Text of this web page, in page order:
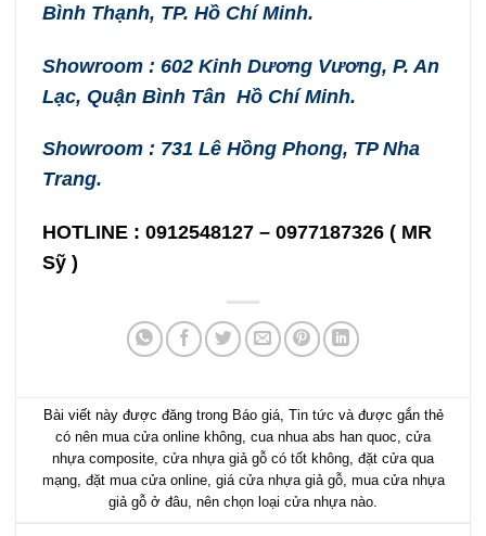
Bình Thạnh, TP. Hồ Chí Minh.
Showroom : 602 Kinh Dương Vương, P. An
Lạc, Quận Bình Tân Hồ Chí Minh.
Showroom : 731 Lê Hồng Phong, TP Nha
Trang.
HOTLINE : 0912548127 – 0977187326 ( MR
Sỹ )
Bài viết này được đăng trong Báo giá, Tin tức và được gắn thẻ
có nên mua cửa online không, cua nhua abs han quoc, cửa
nhựa composite, cửa nhựa giả gỗ có tốt không, đặt cửa qua
mạng, đặt mua cửa online, giá cửa nhựa giả gỗ, mua cửa nhựa
giả gỗ ở đâu, nên chọn loại cửa nhựa nào.